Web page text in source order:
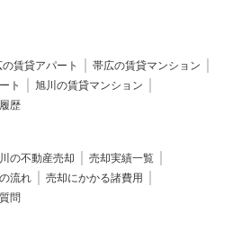
賃貸アパート
帯広の賃貸マンション
ト
旭川の賃貸マンション
歴
の不動産売却
売却実績一覧
流れ
売却にかかる諸費用
問